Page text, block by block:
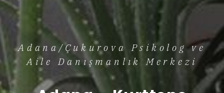
Adana/Çukurova Psikolog ve
Aile Danışmanlık Merkezi